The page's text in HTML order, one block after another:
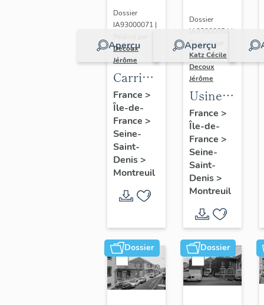
inventaire)
parisienne
de
tranchage
et
déroulage,
puis
société
Maréchaux,
puis
entrepôt
commercial
(détruit
après
inventaire)
Aperçu
Dossier
IA93000071 |
Decoux
Jérôme
Carrière,
plâtrière
et
briqueterie
Morel
(détruit)
France >
Île-de-
France >
Seine-
Saint-
Denis>
Montreuil
Aperçu
Dossier
IA93000054 |
Réalisé par
Katz Cécile
Decoux
Jérôme
Usine
de
construction
mécanique
André
Laubeuf
(détruit
après
inventaire)
France >
Île-de-
France >
Seine-
Saint-
Denis>
Montreuil
Dossier Dossier